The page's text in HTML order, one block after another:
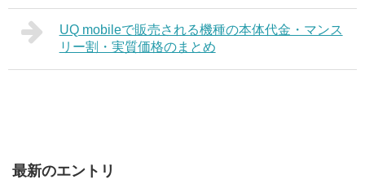
UQ mobileで販売される機種の本体代金・マンス
リー割・実質価格のまとめ
最新のエントリ